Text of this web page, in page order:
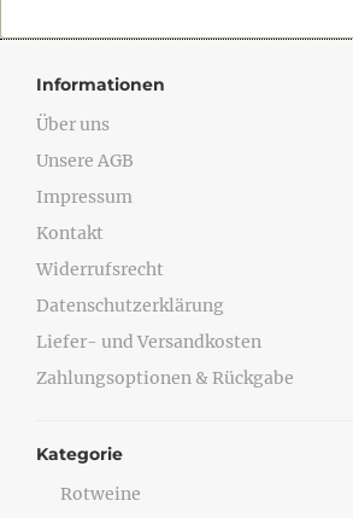
Informationen
Über uns
Unsere AGB
Impressum
Kontakt
Widerrufsrecht
Datenschutzerklärung
Liefer- und Versandkosten
Zahlungsoptionen & Rückgabe
Kategorie
Rotweine